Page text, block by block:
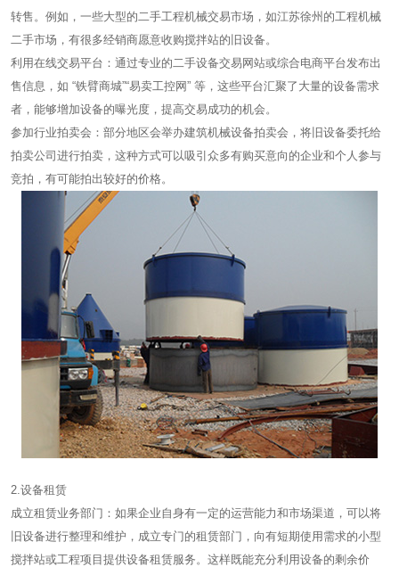
转售。例如，一些大型的二手工程机械交易市场，如江苏徐州的工程机械
二手市场，有很多经销商愿意收购搅拌站的旧设备。
利用在线交易平台：通过专业的二手设备交易网站或综合电商平台发布出
售信息，如 “铁臂商城”“易卖工控网” 等，这些平台汇聚了大量的设备需求
者，能够增加设备的曝光度，提高交易成功的机会。
参加行业拍卖会：部分地区会举办建筑机械设备拍卖会，将旧设备委托给
拍卖公司进行拍卖，这种方式可以吸引众多有购买意向的企业和个人参与
竞拍，有可能拍出较好的价格。
2.设备租赁
成立租赁业务部门：如果企业自身有一定的运营能力和市场渠道，可以将
旧设备进行整理和维护，成立专门的租赁部门，向有短期使用需求的小型
搅拌站或工程项目提供设备租赁服务。这样既能充分利用设备的剩余价